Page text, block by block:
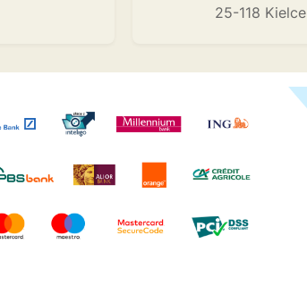
25-118 Kielce